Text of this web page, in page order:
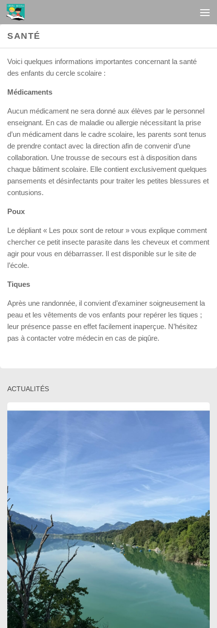
Au dessous du contenu
SANTÉ
Voici quelques informations importantes concernant la santé
des enfants du cercle scolaire :
Médicaments
Aucun médicament ne sera donné aux élèves par le personnel
enseignant. En cas de maladie ou allergie nécessitant la prise
d’un médicament dans le cadre scolaire, les parents sont tenus
de prendre contact avec la direction afin de convenir d’une
collaboration. Une trousse de secours est à disposition dans
chaque bâtiment scolaire. Elle contient exclusivement quelques
pansements et désinfectants pour traiter les petites blessures et
contusions.
Poux
Le dépliant « Les poux sont de retour » vous explique comment
chercher ce petit insecte parasite dans les cheveux et comment
agir pour vous en débarrasser. Il est disponible sur le site de
l’école.
Tiques
Après une randonnée, il convient d’examiner soigneusement la
peau et les vêtements de vos enfants pour repérer les tiques ;
leur présence passe en effet facilement inaperçue. N’hésitez
pas à contacter votre médecin en cas de piqûre.
ACTUALITÉS